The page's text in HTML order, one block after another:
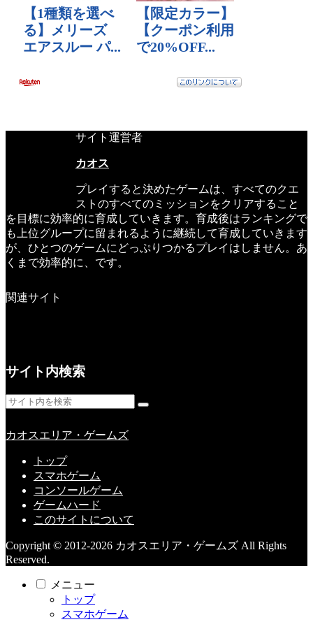
サイト運営者
カオス
プレイすると決めたゲームは、すべてのクエ
ストのすべてのミッションをクリアすること
を目標に効率的に育成していきます。育成後はランキングで
も上位グループに留まれるように継続して育成していきます
が、ひとつのゲームにどっぷりつかるプレイはしません。あ
くまで効率的に、です。
関連サイト
サイト内検索
カオスエリア・ゲームズ
トップ
スマホゲーム
コンソールゲーム
ゲームハード
このサイトについて
Copyright © 2012-2026 カオスエリア・ゲームズ All Rights
Reserved.
メニュー
トップ
スマホゲーム